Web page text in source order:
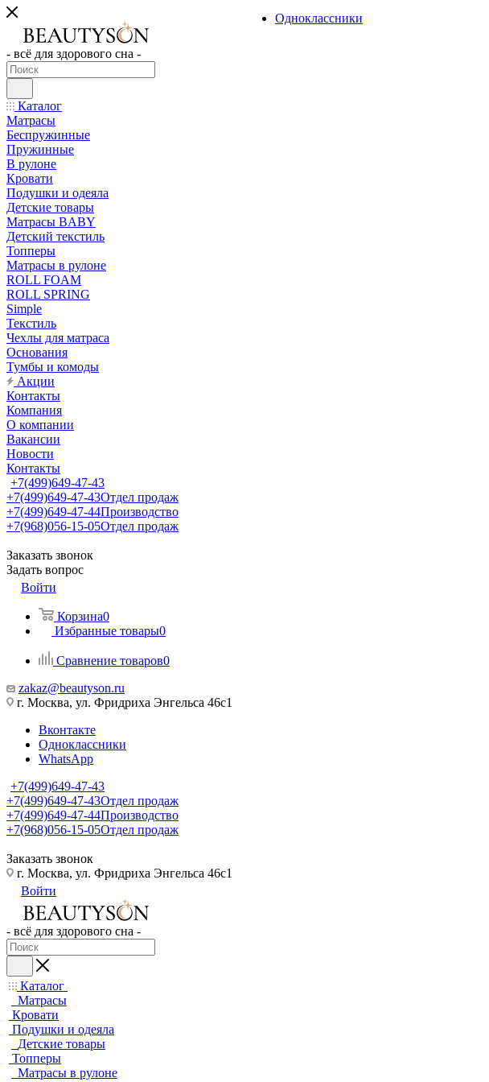
- всё для здорового сна -
Каталог
Матрасы
Беспружинные
Пружинные
В рулоне
Кровати
Подушки и одеяла
Детские товары
Матрасы BABY
Детский текстиль
Топперы
Матрасы в рулоне
ROLL FOAM
ROLL SPRING
Simple
Текстиль
Чехлы для матраса
Основания
Тумбы и комоды
Акции
Контакты
Компания
О компании
Вакансии
Новости
Контакты
+7(499)649-47-43
+7(499)649-47-43Отдел продаж
+7(499)649-47-44Производство
+7(968)056-15-05Отдел продаж
Заказать звонок
Задать вопрос
Войти
Корзина0
Избранные товары0
Сравнение товаров0
zakaz@beautyson.ru
г. Москва, ул. Фридриха Энгельса 46с1
Вконтакте
Одноклассники
WhatsApp
+7(499)649-47-43
+7(499)649-47-43Отдел продаж
+7(499)649-47-44Производство
+7(968)056-15-05Отдел продаж
Заказать звонок
Одноклассники
г. Москва, ул. Фридриха Энгельса 46с1
Войти
- всё для здорового сна -
Каталог
Матрасы
Кровати
Подушки и одеяла
Детские товары
Топперы
Матрасы в рулоне